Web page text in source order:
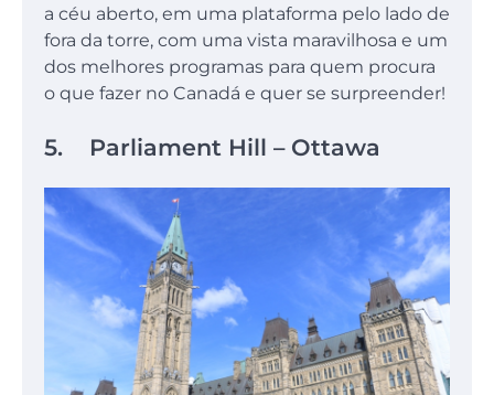
a céu aberto, em uma plataforma pelo lado de
fora da torre, com uma vista maravilhosa e um
dos melhores programas para quem procura
o que fazer no Canadá e quer se surpreender!
5. Parliament Hill – Ottawa